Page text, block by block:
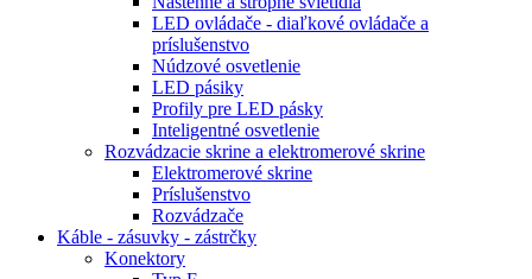
LED ovládače - diaľkové ovládače a
príslušenstvo
Núdzové osvetlenie
LED pásiky
Profily pre LED pásky
Inteligentné osvetlenie
Rozvádzacie skrine a elektromerové skrine
Elektromerové skrine
Príslušenstvo
Rozvádzače
Káble - zásuvky - zástrčky
Konektory